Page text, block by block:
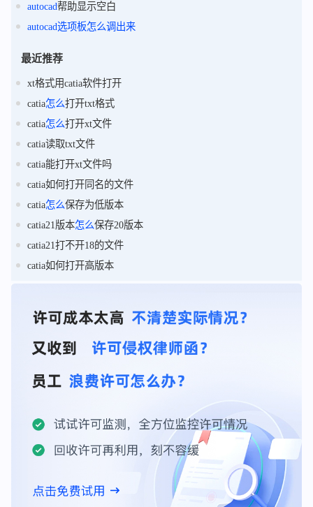
autocad帮助显示空白
autocad选项板怎么调出来
最近推荐
xt格式用catia软件打开
catia怎么打开txt格式
catia怎么打开xt文件
catia读取txt文件
catia能打开xt文件吗
catia如何打开同名的文件
catia怎么保存为低版本
catia21版本怎么保存20版本
catia21打不开18的文件
catia如何打开高版本